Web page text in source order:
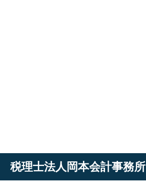
税理士法人岡本会計事務所